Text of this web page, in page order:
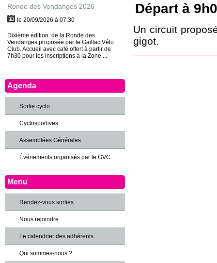
Départ à
Un circuit
gigot.
Ronde des Vendanges 2026
le 20/09/2026 à 07:30
Dixième édition de la Ronde des
Vendanges proposée par le Gaillac Vélo
Club. Accueil avec café offert à partir de
7h30 pour les inscriptions à la Zone ...
Agenda
Sortie cyclo
Cyclosportives
Assemblées Générales
Événements organisés par le GVC
Menu
Rendez-vous sorties
Nous rejoindre
Le calendrier des adhérents
Qui sommes-nous ?